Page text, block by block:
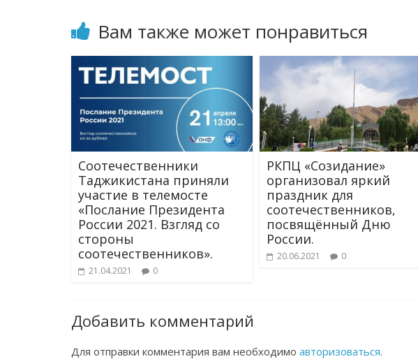
Вам также может понравиться
Соотечественники
Таджикистана приняли
участие в телемосте
«Послание Президента
России 2021. Взгляд со
стороны
соотечественников».
21.04.2021 0
РКПЦ «Созидание»
организовал яркий
праздник для
соотечественников,
посвящённый Дню
России.
20.06.2021 0
Добавить комментарий
Для отправки комментария вам необходимо авторизоваться.